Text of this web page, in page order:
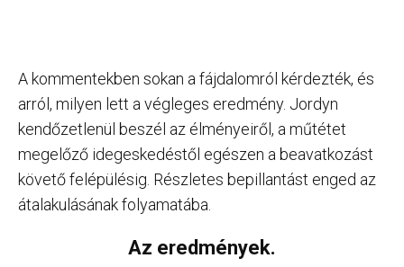
A kommentekben sokan a fájdalomról kérdezték, és
arról, milyen lett a végleges eredmény. Jordyn
kendőzetlenül beszél az élményeiről, a műtétet
megelőző idegeskedéstől egészen a beavatkozást
követő felépülésig. Részletes bepillantást enged az
átalakulásának folyamatába.
Az eredmények.